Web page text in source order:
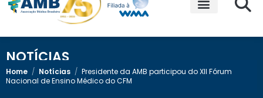
NOTÍCIAS
Home / Notícias / Presidente da AMB participou do XII Fórum
Nacional de Ensino Médico do CFM